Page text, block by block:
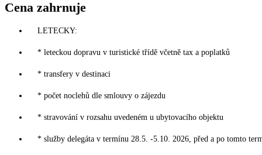
Cena zahrnuje
LETECKY:
* leteckou dopravu v turistické třídě včetně tax a poplatků
* transfery v destinaci
* počet noclehů dle smlouvy o zájezdu
* stravování v rozsahu uvedeném u ubytovacího objektu
* služby delegáta v termínu 28.5. -5.10. 2026, před a po tomto